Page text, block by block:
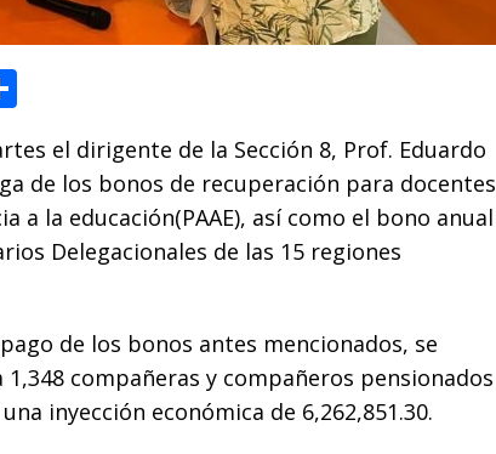
m
p
ar
el dirigente de la Sección 8, Prof. Eduardo
de los bonos de recuperación para docentes
a la educación(PAAE), así como el bono anual
Delegacionales de las 15 regiones
de los bonos antes mencionados, se
compañeras y compañeros pensionados
inyección económica de 6,262,851.30.